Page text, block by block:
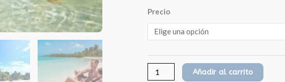
Precio
ISLA
CONTOY
MUJERES
cantidad
Añadir al carrito